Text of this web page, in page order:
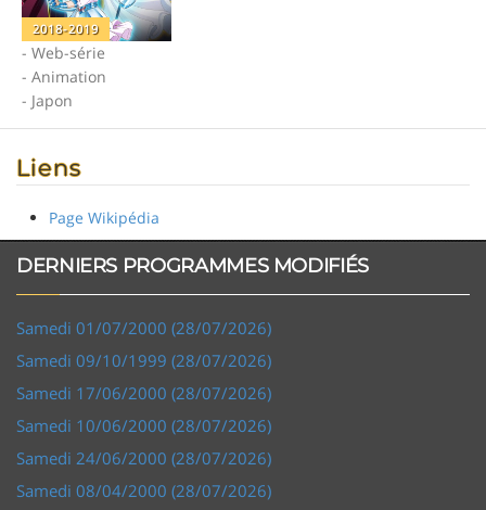
2018-2019
- Web-série
- Animation
- Japon
Liens
Page Wikipédia
DERNIERS PROGRAMMES MODIFIÉS
Samedi 01/07/2000 (28/07/2026)
Samedi 09/10/1999 (28/07/2026)
Samedi 17/06/2000 (28/07/2026)
Samedi 10/06/2000 (28/07/2026)
Samedi 24/06/2000 (28/07/2026)
Samedi 08/04/2000 (28/07/2026)